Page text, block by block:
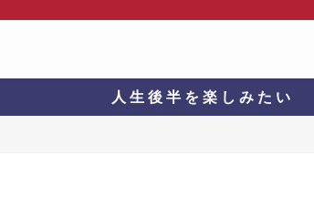
人 生 後 半 を 楽 し み た い